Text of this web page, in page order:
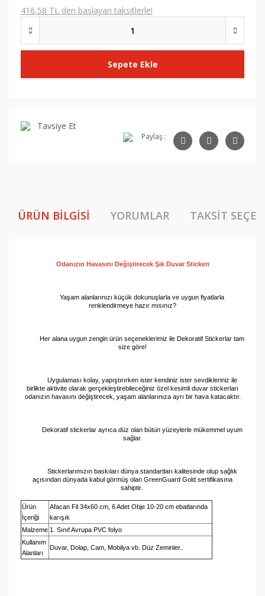
416,58 TL den başlayan taksitlerle!
Sepete Ekle
Tavsiye Et
Paylaş :
ÜRÜN BILGISI YORUMLAR TAKSIT
Odanızın Havasını Değiştirecek Şık Duvar Stickerı
Yaşam alanlarınızı küçük dokunuşlarla ve uygun fiyatlarla
renklendirmeye hazır mısınız?
Her alana uygun zengin ürün seçeneklerimiz ile Dekoratif Stickerlar tam
size göre!
Uygulaması kolay, yapıştırırken ister kendiniz ister sevdikleriniz ile
birlikte aktivite olarak gerçekleştirebileceğiniz özel kesimli duvar stickerları
odanızın havasını değiştirecek, yaşam alanlarınıza ayrı bir hava katacaktır.
Dekoratif stickerlar ayrıca düz olan bütün yüzeylerle mükemmel uyum
sağlar.
Stickerlarımızın baskıları dünya standartları kalitesinde olup sağlık
açısından dünyada kabul görmüş olan GreenGuard Gold sertifikasına
sahiptir.
Ürün
İçeriği
Afacan Fil 34x60 cm, 6 Adet Obje 10-20 cm ebatlarında
karışık
Malzeme 1. Sınıf Avrupa PVC folyo
Kullanım
Alanları
Duvar, Dolap, Cam, Mobilya vb. Düz Zeminler..